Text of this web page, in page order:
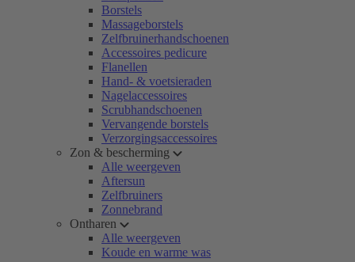
Borstels
Massageborstels
Zelfbruinerhandschoenen
Accessoires pedicure
Flanellen
Hand- & voetsieraden
Nagelaccessoires
Scrubhandschoenen
Vervangende borstels
Verzorgingsaccessoires
Zon & bescherming
Alle weergeven
Aftersun
Zelfbruiners
Zonnebrand
Ontharen
Alle weergeven
Koude en warme was